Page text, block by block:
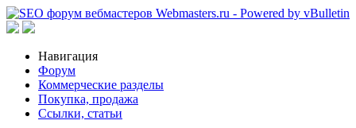
Навигация
Форум
Коммерческие разделы
Покупка, продажа
Ссылки, статьи